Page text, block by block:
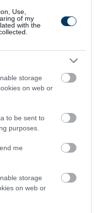
Use,
of my
with the
storage
on web or
to be sent to
purposes.
me
storage
on web or
That Are Known to